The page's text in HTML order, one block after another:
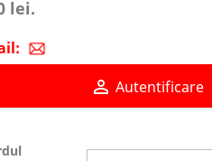
lei.
 Autentificare